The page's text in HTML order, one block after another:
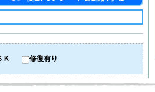
Ｋ 修復有り